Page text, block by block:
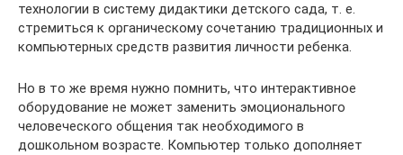
технологии в систему дидактики детского сада, т. е.
стремиться к органическому сочетанию традиционных и
компьютерных средств развития личности ребенка.
Но в то же время нужно помнить, что интерактивное
оборудование не может заменить эмоционального
человеческого общения так необходимого в
дошкольном возрасте. Компьютер только дополняет